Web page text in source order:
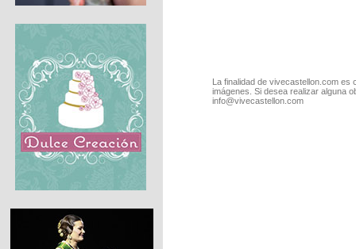
La finalidad de vivecastellon.com
imágenes. Si desea realizar alguna
info@vivecastellon.com